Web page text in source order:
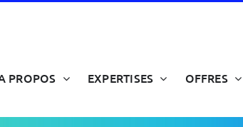
PROPOS EXPERTISES OFFRES